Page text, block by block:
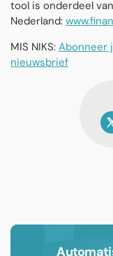
tool is onderdeel
Nederland:
MIS NIKS: Abonneer
nieuwsbrief